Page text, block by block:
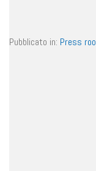
Pubblicato in: Press